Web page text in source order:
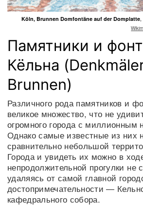
Köln, Brunnen Domfontäne auf der Domplatte
Памятники и
Кёльна
Brunnen)
Различного рода памятников и
великое множество, что не
огромного города с миллионным
Однако самые известные из них
сравнительно небольшой
Города и увидеть их можно в
непродолжительной прогулки не
удаляясь от самой главной
достопримечательности —
кафедрального собора.